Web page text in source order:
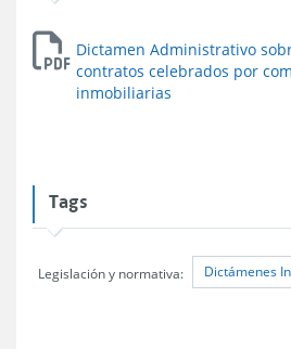
Dictamen Administrativo
contratos celebrados por
inmobiliarias
Tags
Legislación y normativa: Dictámenes